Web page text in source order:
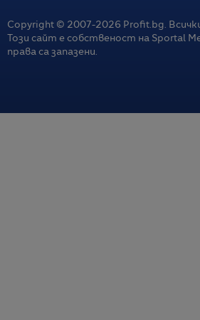
Copyright © 2007-2026 Profit.bg.
Този сайт е собственост на Sportal
права са запазени.